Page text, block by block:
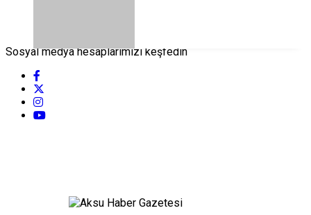
Sosyal medya hesaplarımızı keşfedin